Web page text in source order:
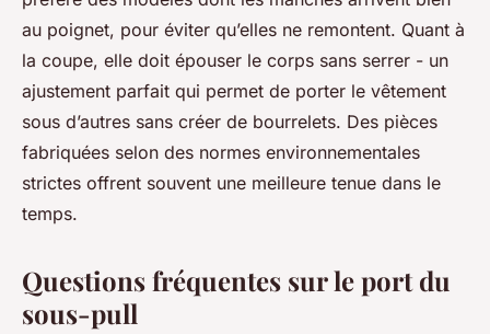
au poignet, pour éviter qu’elles ne remontent. Quant à
la coupe, elle doit épouser le corps sans serrer - un
ajustement parfait qui permet de porter le vêtement
sous d’autres sans créer de bourrelets. Des pièces
fabriquées selon des normes environnementales
strictes offrent souvent une meilleure tenue dans le
temps.
Questions fréquentes sur le port du
sous-pull